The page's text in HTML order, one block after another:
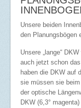
Unsere beiden
den Planungsbögen
Unsere „lange“
auch jetzt schon
haben die DKW auf
sie müssen sie
der optische
DKW (6,3°